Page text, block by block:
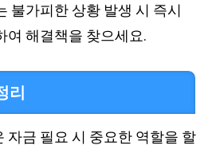
불가피한 상황 발생 시 즉시
여 해결책을 찾으세요.
리
자금 필요 시 중요한 역할을 할